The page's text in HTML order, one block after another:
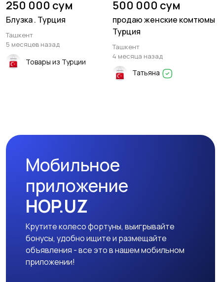
250 000 сум
Блузка . Турция
Ташкент
5 месяцев назад
Товары из Турции
500 000 сум
продаю женские комтюмы
Турция
Ташкент
4 месяца назад
Татьяна
Мобильное
приложение
HOP.UZ
Крутите колесо фортуны, выигрывайте
бонусы, удобно ищите и размещайте
объявления - все это в нашем мобильном
приложении!